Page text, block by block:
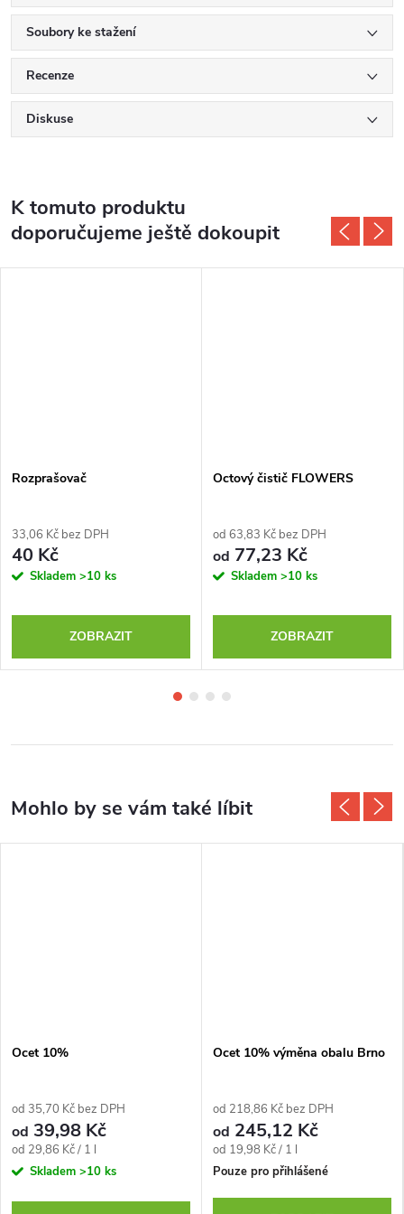
Soubory ke stažení
Recenze
Diskuse
K tomuto produktu
doporučujeme ještě dokoupit
Rozprašovač
33,06 Kč bez DPH
40 Kč
Skladem >10 ks
ZOBRAZIT
Octový čistič FLOWERS
od 63,83 Kč bez DPH
od 77,23 Kč
Skladem >10 ks
ZOBRAZIT
Ocet 10%
od 35,70 Kč bez DPH
od 39,98 Kč
Měrná
cena:
od 29,86 Kč / 1 l
Skladem >10 ks
Ocet 10% výměna obalu Brno
od 218,86 Kč bez DPH
od 245,12 Kč
Měrná
cena:
od 19,98 Kč / 1 l
Pouze pro přihlášené